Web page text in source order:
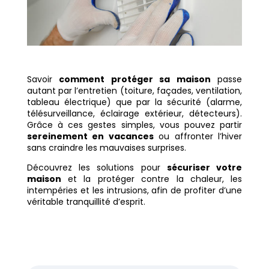
Savoir comment protéger sa maison passe
autant par l’entretien (toiture, façades, ventilation,
tableau électrique) que par la sécurité (alarme,
télésurveillance, éclairage extérieur, détecteurs).
Grâce à ces gestes simples, vous pouvez partir
sereinement en vacancesou affronter l’hiver
sans craindre les mauvaises surprises.
Découvrez les solutions pour sécuriser votre
maison et la protéger contre la chaleur, les
intempéries et les intrusions, afin de profiter d’une
véritable tranquillité d’esprit.